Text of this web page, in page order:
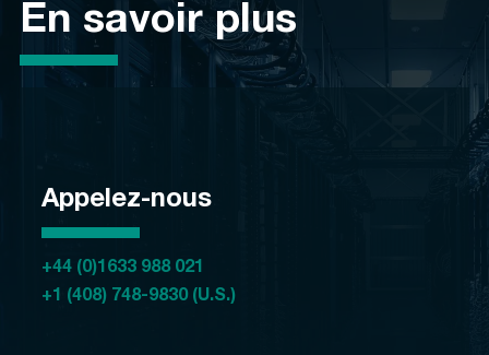
En savoir plus
Appelez-nous
+44 (0)1633 988 021
+1 (408) 748-9830 (U.S.)